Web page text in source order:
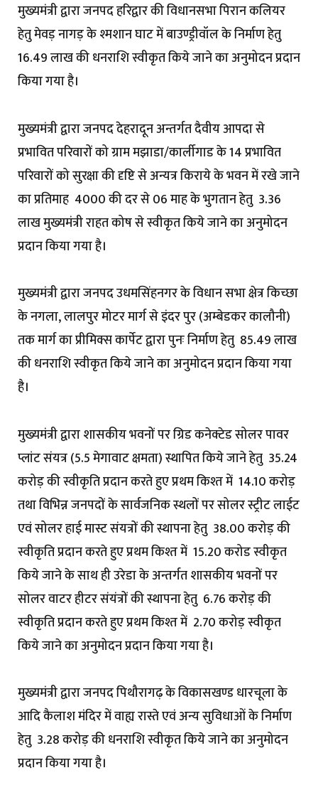
मुख्यमंत्री द्वारा जनपद हरिद्वार की विधानसभा पिरान कलियर
हेतु मेवड़ नागड़ के श्मशान घाट में बाउण्ड्रीवॉल के निर्माण हेतु ₹
16.49 लाख की धनराशि स्वीकृत किये जाने का अनुमोदन प्रदान
किया गया है।
मुख्यमंत्री द्वारा जनपद देहरादून अन्तर्गत दैवीय आपदा से
प्रभावित परिवारों को ग्राम मझाडा/कार्लीगाड के 14 प्रभावित
परिवारों को सुरक्षा की दृष्टि से अन्यत्र किराये के भवन में रखे जाने
का प्रतिमाह ₹ 4000 की दर से 06 माह के भुगतान हेतु ₹ 3.36
लाख मुख्यमंत्री राहत कोष से स्वीकृत किये जाने का अनुमोदन
प्रदान किया गया है।
मुख्यमंत्री द्वारा जनपद उधमसिंहनगर के विधान सभा क्षेत्र किच्छा
के नगला, लालपुर मोटर मार्ग से इंदर पुर (अम्बेडकर कालौनी)
तक मार्ग का प्रीमिक्स कार्पेट द्वारा पुनः निर्माण हेतु ₹ 85.49 लाख
की धनराशि स्वीकृत किये जाने का अनुमोदन प्रदान किया गया
है।
मुख्यमंत्री द्वारा शासकीय भवनों पर ग्रिड कनेक्टेड सोलर पावर
प्लांट संयत्र (5.5 मेगावाट क्षमता) स्थापित किये जाने हेतु ₹ 35.24
करोड़ की स्वीकृति प्रदान करते हुए प्रथम किश्त में ₹ 14.10 करोड़
तथा विभिन्न जनपदों के सार्वजनिक स्थलों पर सोलर स्ट्रीट लाईट
एवं सोलर हाई मास्ट संयत्रों की स्थापना हेतु ₹ 38.00 करोड़ की
स्वीकृति प्रदान करते हुए प्रथम किश्त में ₹ 15.20 करोड स्वीकृत
किये जाने के साथ ही उरेडा के अन्तर्गत शासकीय भवनों पर
सोलर वाटर हीटर संयंत्रों की स्थापना हेतु ₹ 6.76 करोड़ की
स्वीकृति प्रदान करते हुए प्रथम किश्त में ₹ 2.70 करोड़ स्वीकृत
किये जाने का अनुमोदन प्रदान किया गया है।
मुख्यमंत्री द्वारा जनपद पिथौरागढ़ के विकासखण्ड धारचूला के
आदि कैलाश मंदिर में वाह्य रास्ते एवं अन्य सुविधाओं के निर्माण
हेतु ₹ 3.28 करोड़ की धनराशि स्वीकृत किये जाने का अनुमोदन
प्रदान किया गया है।